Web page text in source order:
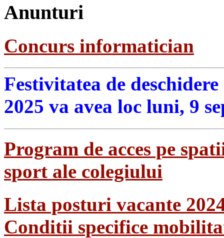
Anunturi
Concurs informatician
Festivitatea de
2025 va avea loc luni, 9
Program de acces pe
sport ale colegiului
Lista posturi vacante
Conditii specifice